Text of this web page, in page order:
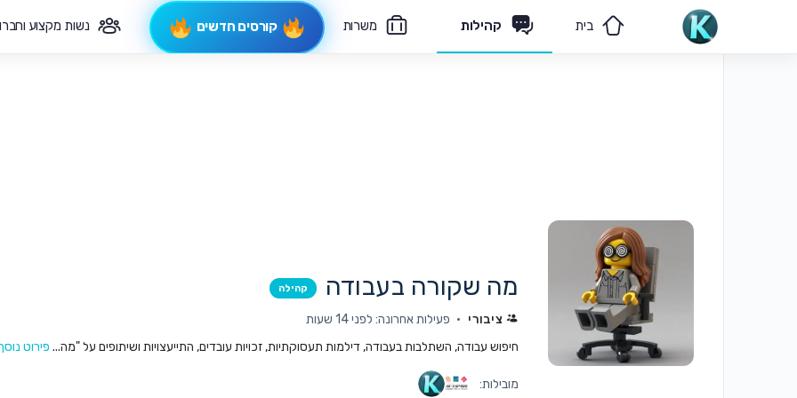
בית קהילות משרות קורסים חדשים נשות מקצוע
מה שקורה בעבודה קהילה
ציבורי
פעילות אחרונה: לפני 14 שעות
חיפוש עבודה, השתלבות בעבודה, דילמות תעסוקתיות, זכויות עובדים, התייעצויות ושיתופים על "מה... פירוט
מובילות: